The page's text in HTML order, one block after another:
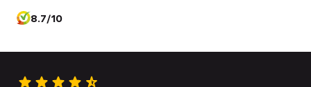
8.7/10